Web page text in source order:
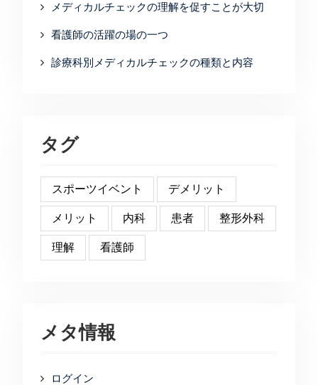
メディカルチェックの理解を促すことが大切
看護師の活躍の場の一つ
診療科別メディカルチェックの種類と内容
タグ
スポーツイベント デメリット
メリット 内科 患者 整形外科
理解 看護師
メタ情報
ログイン